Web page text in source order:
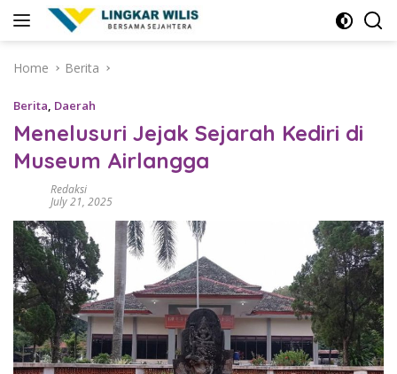
Home
Berita
Berita, Daerah
Menelusuri Jejak Sejarah Kediri di
Museum Airlangga
Redaksi
July 21, 2025